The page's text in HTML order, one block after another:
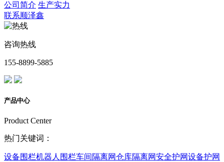
公司简介 生产实力
联系顺泽鑫
咨询热线
155-8899-5885
产品中心
Product Center
热门关键词：
设备围栏机器人围栏车间隔离网仓库隔离网安全护网设备护网